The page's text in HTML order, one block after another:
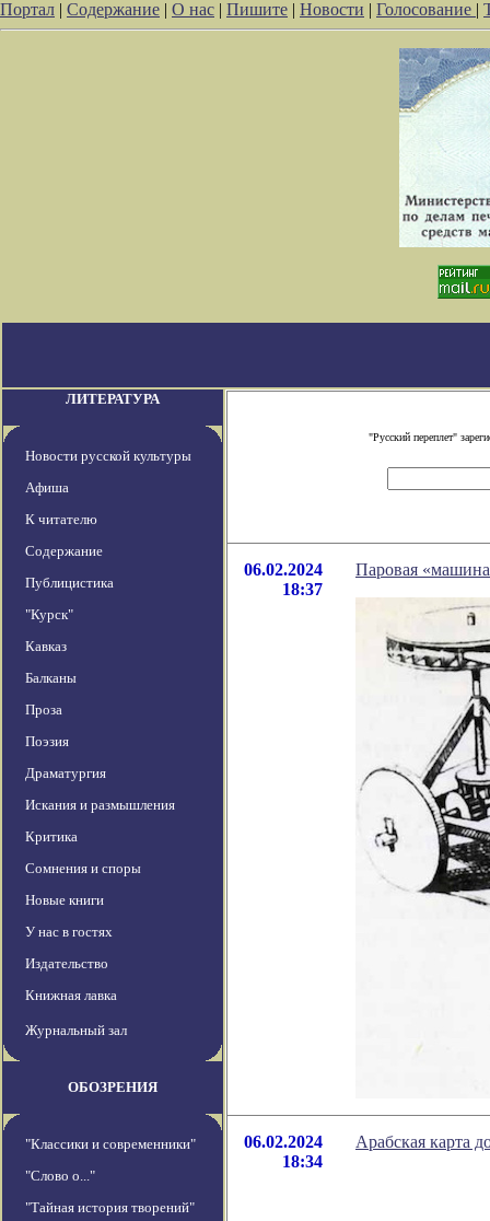
Портал | Содержание | О нас | Пишите | Новости | Голосование |
ЛИТЕРАТУРА
Новости русской культуры
Афиша
К читателю
Содержание
Публицистика
"Курск"
Кавказ
Балканы
Проза
Поэзия
Драматургия
Искания и размышления
Критика
Сомнения и споры
Новые книги
У нас в гостях
Издательство
Книжная лавка
Журнальный зал
ОБОЗРЕНИЯ
"Классики и современники"
"Слово о..."
"Тайная история творений"
"Русский переплет"
06.02.2024
18:37
Паровая
06.02.2024
18:34
Арабская карта